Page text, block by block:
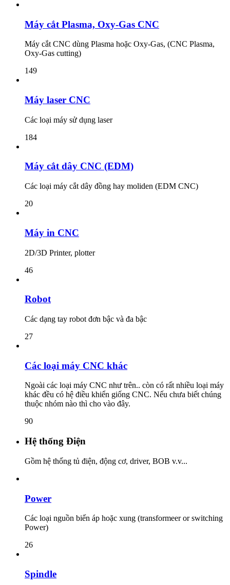
Máy cắt Plasma, Oxy-Gas CNC
Máy cắt CNC dùng Plasma hoặc Oxy-Gas, (CNC Plasma,
Oxy-Gas cutting)
149
Máy laser CNC
Các loại máy sử dụng laser
184
Máy cắt dây CNC (EDM)
Các loại máy cắt dây đồng hay moliden (EDM CNC)
20
Máy in CNC
2D/3D Printer, plotter
46
Robot
Các dạng tay robot đơn bậc và đa bậc
27
Các loại máy CNC khác
Ngoài các loại máy CNC như trên.. còn có rất nhiều loại máy
khác đều có hệ điều khiển giống CNC. Nếu chưa biết chúng
thuộc nhóm nào thì cho vào đây.
90
Hệ thống Điện
Gồm hệ thống tủ điện, động cơ, driver, BOB v.v...
Power
Các loại nguồn biến áp hoặc xung (transformeer or switching
Power)
26
Spindle